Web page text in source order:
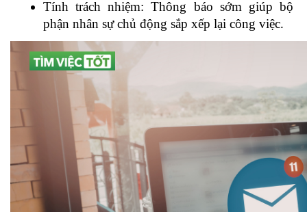
Tính trách nhiệm: Thông báo sớm giúp bộ
phận nhân sự chủ động sắp xếp lại công việc.